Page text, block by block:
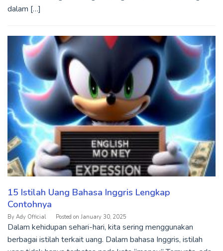
dalam […]
15 Istilah Uang Bahasa Inggris Lengkap
Contohnya
By Ady Official Posted on January 30, 2025
Dalam kehidupan sehari-hari, kita sering menggunakan
berbagai istilah terkait uang. Dalam bahasa Inggris, istilah